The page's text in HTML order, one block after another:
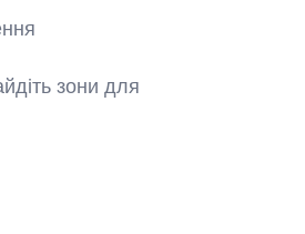
зони для